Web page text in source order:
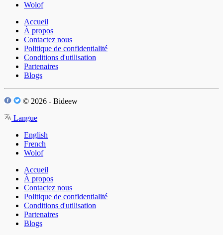
Wolof
Accueil
À propos
Contactez nous
Politique de confidentialité
Conditions d'utilisation
Partenaires
Blogs
© 2026 - Bideew
Langue
English
French
Wolof
Accueil
À propos
Contactez nous
Politique de confidentialité
Conditions d'utilisation
Partenaires
Blogs